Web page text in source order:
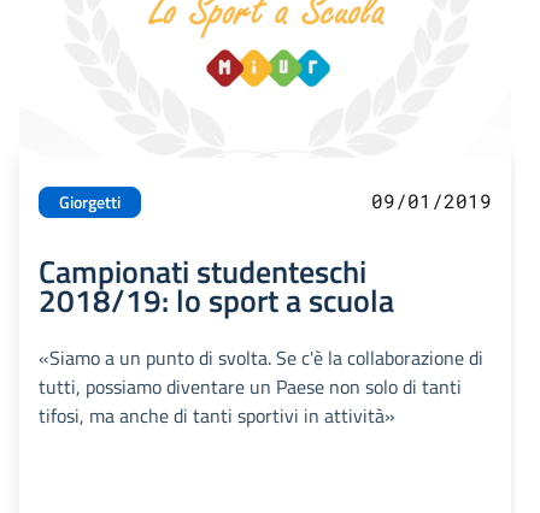
Giorgetti 09/01/2019
Campionati studenteschi
2018/19: lo sport a scuola
«Siamo a un punto di svolta. Se c'è la collaborazione di
tutti, possiamo diventare un Paese non solo di tanti
tifosi, ma anche di tanti sportivi in attività»